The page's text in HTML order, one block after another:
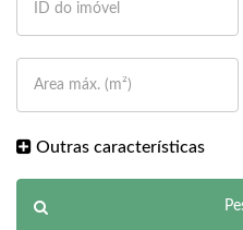
Outras características